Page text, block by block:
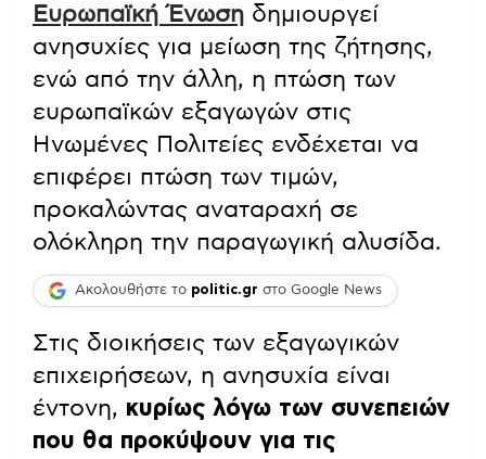
Ευρωπαϊκή Ένωση δημιουργεί
ανησυχίες για μείωση της ζήτησης,
ενώ από την άλλη, η πτώση των
ευρωπαϊκών εξαγωγών στις
Ηνωμένες Πολιτείες ενδέχεται να
επιφέρει πτώση των τιμών,
προκαλώντας αναταραχή σε
ολόκληρη την παραγωγική αλυσίδα.
Ακολουθήστε το politic.gr στο Google News
Στις διοικήσεις των εξαγωγικών
επιχειρήσεων, η ανησυχία είναι
έντονη, κυρίως λόγω των συνεπειών
που θα προκύψουν για τις